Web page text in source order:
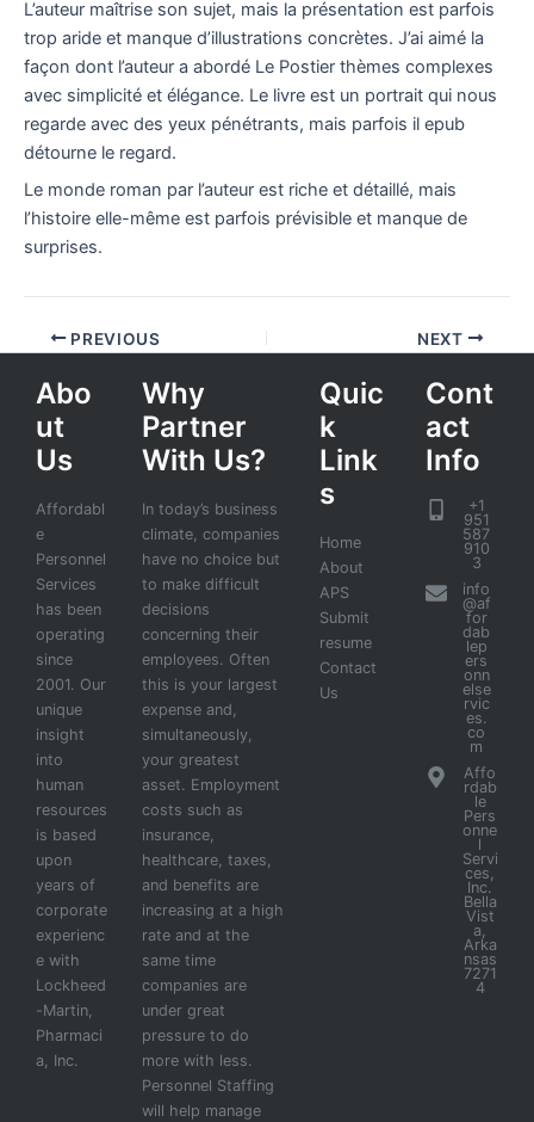
L’auteur maîtrise son sujet, mais la présentation est parfois
trop aride et manque d’illustrations concrètes. J’ai aimé la
façon dont l’auteur a abordé Le Postier thèmes complexes
avec simplicité et élégance. Le livre est un portrait qui nous
regarde avec des yeux pénétrants, mais parfois il epub
détourne le regard.
Le monde roman par l’auteur est riche et détaillé, mais
l’histoire elle-même est parfois prévisible et manque de
surprises.
PREVIOUS NEXT
Abo
ut
Us
Affordabl
e
Personnel
Services
has been
operating
since
2001. Our
unique
insight
into
human
resources
is based
upon
years of
corporate
experienc
e with
Lockheed
-Martin,
Pharmaci
a, Inc.
Why
Partner
With Us?
In today’s business
climate, companies
have no choice but
to make difficult
decisions
concerning their
employees. Often
this is your largest
expense and,
simultaneously,
your greatest
asset. Employment
costs such as
insurance,
healthcare, taxes,
and benefits are
increasing at a high
rate and at the
same time
companies are
under great
pressure to do
more with less.
Personnel Staffing
will help manage
Quic
k
Link
s
Home
About
APS
Submit
resume
Contact
Us
Cont
act
Info
+1
951
587
910
3
info
@af
for
dab
lep
ers
onn
else
rvic
es.
co
m
Affo
rdab
le
Pers
onne
l
Servi
ces,
Inc.
Bella
Vist
a,
Arka
nsas
7271
4